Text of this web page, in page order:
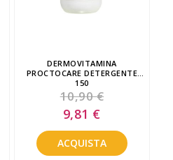
DERMOVITAMINA
PROCTOCARE DETERGENTE
150
10,90 €
Special
Price
9,81 €
ACQUISTA